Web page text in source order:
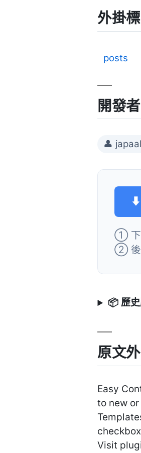
外掛
posts
開發
👤
⬇
① 下
② 後
📦 歷
原文
Easy
to new
Visit